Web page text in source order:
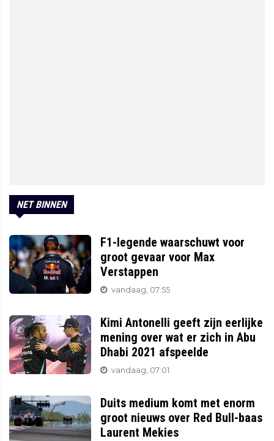
NET BINNEN
F1-legende waarschuwt voor
groot gevaar voor Max
Verstappen
vandaag, 07:55
Kimi Antonelli geeft zijn eerlijke
mening over wat er zich in Abu
Dhabi 2021 afspeelde
vandaag, 07:01
Duits medium komt met enorm
groot nieuws over Red Bull-baas
Laurent Mekies